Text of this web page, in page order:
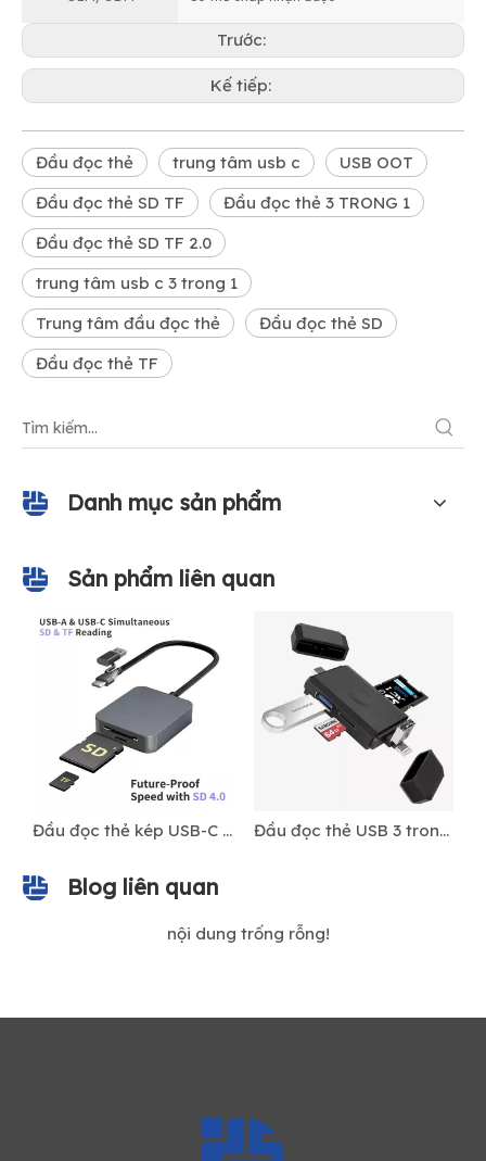
Trước:
Kế tiếp:
Đầu đọc thẻ trung tâm usb c
USB OOT
Đầu đọc thẻ SD TF
Đầu đọc thẻ 3 TRONG 1
Đầu đọc thẻ SD TF 2.0
trung tâm usb c 3 trong 1
Trung tâm đầu đọc thẻ
Đầu đọc thẻ SD
Đầu đọc thẻ TF
Danh mục sản phẩm
Sản phẩm liên quan
Đầu đọc thẻ kép USB-C có hỗ trợ UHS-II SD & microSD Đầu đọc thẻ USB 3 trong 1 có đầu cắm Type-C, USB-A & Lightning - Hỗ trợ bộ chuyển đổi SD/TF, USB 3.0 cho iPhone, Android, MacBook và PC
Blog liên quan
nội dung trống rỗng!